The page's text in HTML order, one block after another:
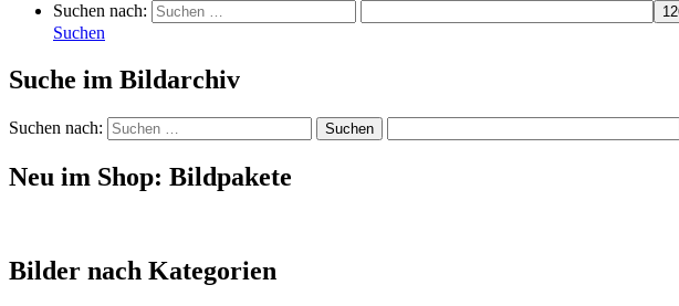
Suchen nach:
Suchen
Suche im Bildarchiv
Suchen nach:
Neu im Shop: Bildpakete
Bilder nach Kategorien